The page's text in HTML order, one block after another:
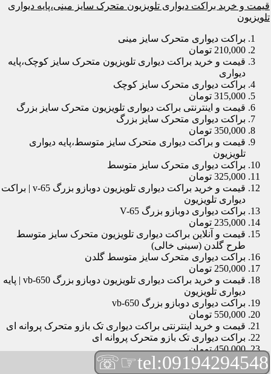
قیمت و خرید براکت دیواری تلویزیون متحرک سایز مینی،پایه دیواری
تلویزیون
براکت دیواری متحرک سایز مینی
210,000 تومان
قیمت و خرید براکت دیواری تلویزیون متحرک سایز کوچک،پایه
دیواری
براکت دیواری متحرک سایز کوچک
315,000 تومان
قیمت و اینترنتی براکت دیواری تلویزیون متحرک سایز بزرگ
براکت دیواری متحرک سایز بزرگ
350,000 تومان
قیمت و براکت دیواری متحرک سایز متوسط،پایه دیواری
تلویزیون
براکت دیواری متحرک سایز متوسط
325,000 تومان
قیمت و خرید براکت دیواری تلویزیون دوبازو بزرگ v-65 | براکت
دیواری تلویزیون
براکت دیواری دوبازو بزرگ V-65
235,000 تومان
قیمت و آنلاین براکت دیواری تلویزیون متحرک سایز متوسط
طرح گلدن (سینی خالی)
براکت دیواری متحرک سایز متوسط گلدن
250,000 تومان
قیمت و خرید براکت دیواری تلویزیون دوبازو بزرگ vb-650 | پایه
دیواری تلویزیون
براکت دیواری دوبازو بزرگ vb-650
550,000 تومان
قیمت و خرید اینترنتی براکت دیواری تک بازو متحرک پروانه ای
براکت دیواری تک بازو متحرک پروانه ای
450,000 تومان
قیمت و براکت دیواری تلویزیون مچی | براکت دیواری تلویزیون
tel:09194294548
☞☏